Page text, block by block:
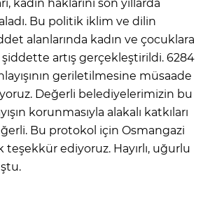
kadın haklarını son yıllarda
Bu politik iklim ve dilin
alanlarında kadın ve çocuklara
artış gerçekleştirildi. 6284
geriletilmesine müsaade
Değerli belediyelerimizin bu
korunmasıyla alakalı katkıları
Bu protokol için Osmangazi
teşekkür ediyoruz. Hayırlı, uğurlu